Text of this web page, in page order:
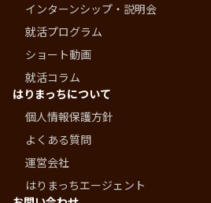
インターンシップ・説明会
就活プログラム
ショート動画
就活コラム
はりまっちについて
個人情報保護方針
よくある質問
運営会社
はりまっちエージェント